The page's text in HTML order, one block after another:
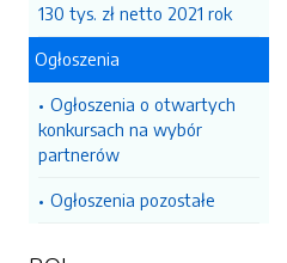
130 tys. zł netto 2021 rok
Ogłoszenia
Ogłoszenia o otwartych
konkursach na wybór
partnerów
Ogłoszenia pozostałe